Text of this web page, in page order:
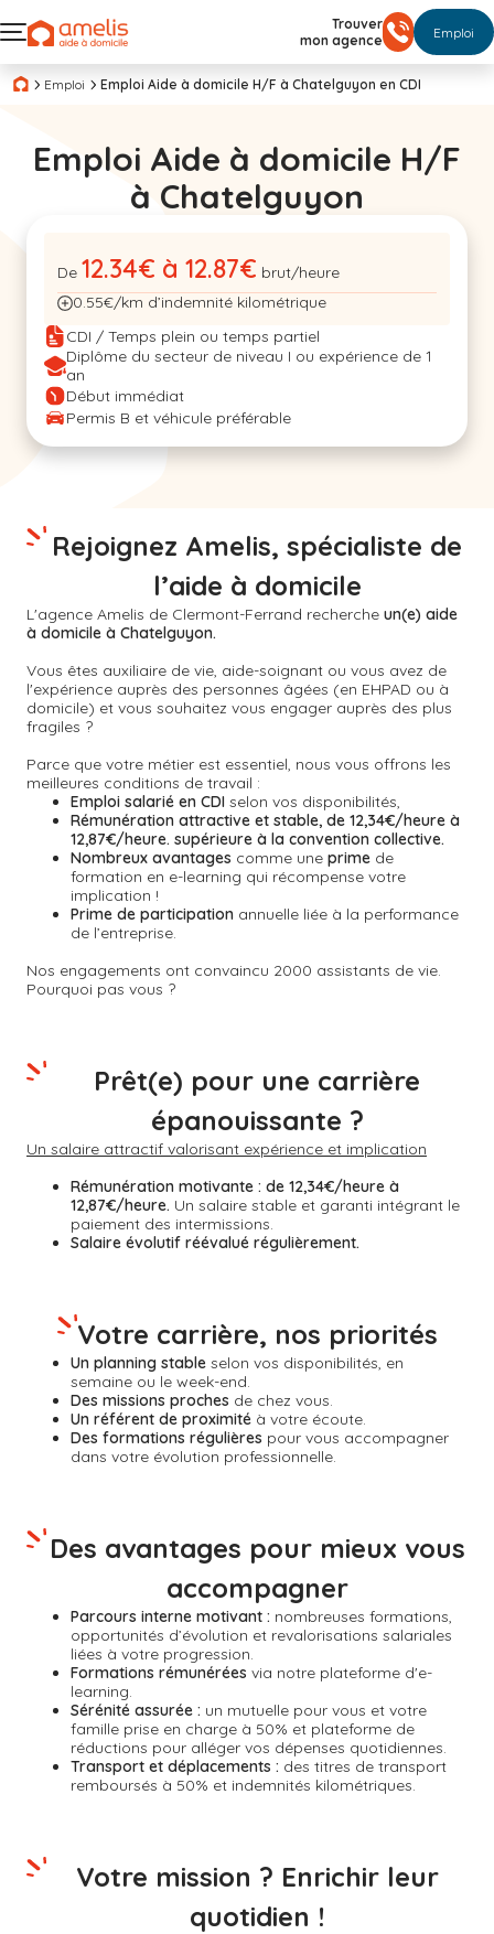
Trouver
mon agence
Emploi
Emploi Emploi Aide à domicile H/F à Chatelguyon en CDI
Emploi Aide à domicile H/F
à Chatelguyon
De 12.34€ à 12.87€ brut/heure
0.55€/km d’indemnité kilométrique
CDI / Temps plein ou temps partiel
Diplôme du secteur de niveau I ou expérience de 1
an
Début immédiat
Permis B et véhicule préférable
L'agence Amelis de Clermont-Ferrand recherche un(e) aide
à domicile à Chatelguyon.
Vous êtes auxiliaire de vie, aide-soignant ou vous avez de
l'expérience auprès des personnes âgées (en EHPAD ou à
domicile) et vous souhaitez vous engager auprès des plus
fragiles ?
Parce que votre métier est essentiel, nous vous offrons les
meilleures conditions de travail :
Emploi salarié en CDI selon vos disponibilités,
Rémunération attractive et stable, de 12,34€/heure à
12,87€/heure. supérieure à la convention collective.
Nombreux avantages comme une prime de
formation en e-learning qui récompense votre
implication !
Prime de participation annuelle liée à la performance
de l’entreprise.
Nos engagements ont convaincu 2000 assistants de vie.
Pourquoi pas vous ?
Rejoignez Amelis, spécialiste de
l’aide à domicile
Un salaire attractif valorisant expérience et implication
Rémunération motivante : de 12,34€/heure à
12,87€/heure. Un salaire stable et garanti intégrant le
paiement des intermissions.
Salaire évolutif réévalué régulièrement.
Prêt(e) pour une carrière
épanouissante ?
Un planning stable selon vos disponibilités, en
semaine ou le week-end.
Des missions proches de chez vous.
Un référent de proximité à votre écoute.
Des formations régulières pour vous accompagner
dans votre évolution professionnelle.
Votre carrière, nos priorités
Parcours interne motivant : nombreuses formations,
opportunités d’évolution et revalorisations salariales
liées à votre progression.
Formations rémunérées via notre plateforme d'e-
learning.
Sérénité assurée : un mutuelle pour vous et votre
famille prise en charge à 50% et plateforme de
réductions pour alléger vos dépenses quotidiennes.
Transport et déplacements : des titres de transport
remboursés à 50% et indemnités kilométriques.
Des avantages pour mieux vous
accompagner
Votre mission ? Enrichir leur
quotidien !